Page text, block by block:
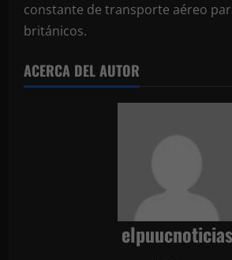
constante de transporte aéreo
británicos.
ACERCA DEL AUTOR
elpuucnoticias